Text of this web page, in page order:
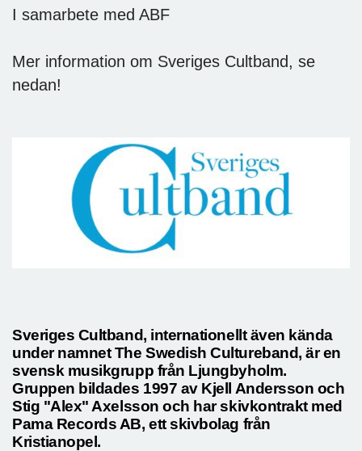
I samarbete med ABF
Mer information om Sveriges Cultband, se
nedan!
Sveriges Cultband, internationellt även kända
under namnet The Swedish Cultureband, är en
svensk musikgrupp från Ljungbyholm.
Gruppen bildades 1997 av Kjell Andersson och
Stig "Alex" Axelsson och har skivkontrakt med
Pama Records AB, ett skivbolag från
Kristianopel.